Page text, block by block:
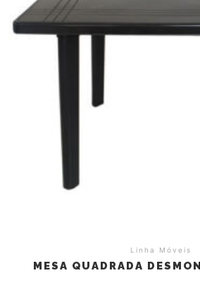
Linha Móveis
MESA QUADRADA